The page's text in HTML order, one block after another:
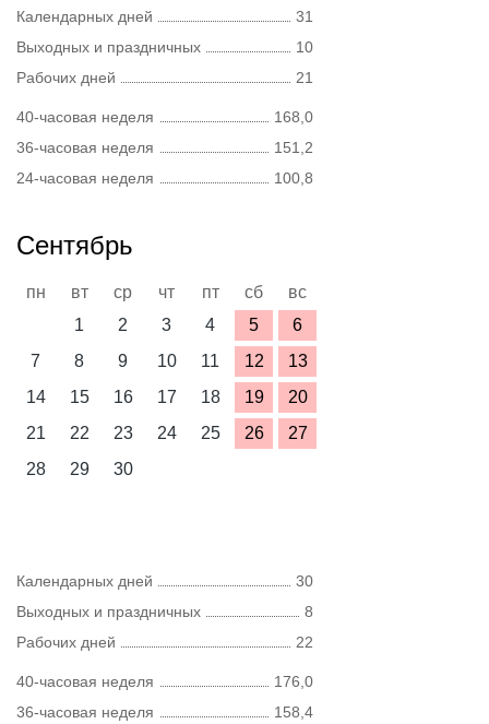
Календарных дней
31
Выходных и праздничных
10
Рабочих дней
21
40-часовая неделя
168,0
36-часовая неделя
151,2
24-часовая неделя
100,8
Сентябрь
пн вт ср чт пт сб
вс
1
2 3 4 5
6
7
8 9 10 11 12
13
14
15 16 17 18 19
20
21
22 23 24 25 26
27
28
29 30
Календарных дней
30
Выходных и праздничных
8
Рабочих дней
22
40-часовая неделя
176,0
36-часовая неделя
158,4